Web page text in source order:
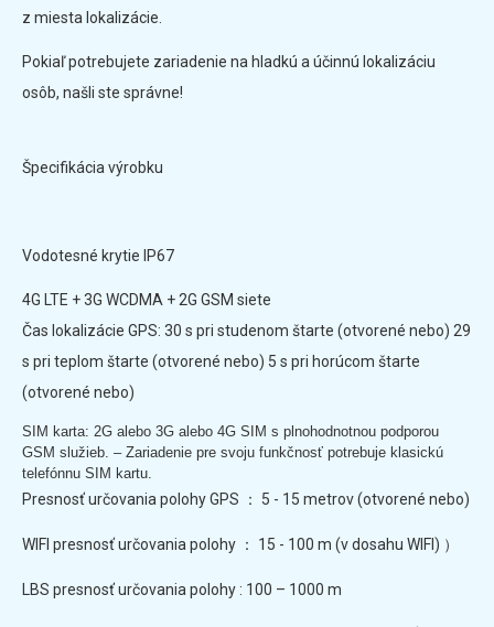
z miesta lokalizácie.
Pokiaľ potrebujete zariadenie na hladkú a účinnú lokalizáciu
osôb, našli ste správne!
Špecifikácia výrobku
Vodotesné krytie IP67
4G LTE + 3G WCDMA + 2G GSM siete
Čas lokalizácie GPS: 30 s pri studenom štarte (otvorené nebo) 29
s pri teplom štarte (otvorené nebo) 5 s pri horúcom štarte
(otvorené nebo)
SIM karta: 2G alebo 3G alebo 4G SIM s plnohodnotnou podporou
GSM služieb. – Zariadenie pre svoju funkčnosť potrebuje klasickú
telefónnu SIM kartu.
Presnosť určovania polohy GPS ： 5 - 15 metrov (otvorené nebo)
WIFI presnosť určovania polohy ： 15 - 100 m (v dosahu WIFI) ）
LBS presnosť určovania polohy : 100 – 1000 m